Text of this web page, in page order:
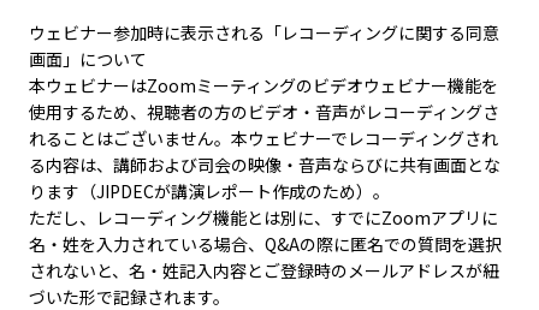
ウェビナー参加時に表示される「レコーディングに関する同意
画面」について
本ウェビナーはZoomミーティングのビデオウェビナー機能を
使用するため、視聴者の方のビデオ・音声がレコーディングさ
れることはございません。本ウェビナーでレコーディングされ
る内容は、講師および司会の映像・音声ならびに共有画面とな
ります（JIPDECが講演レポート作成のため）。
ただし、レコーディング機能とは別に、すでにZoomアプリに
名・姓を入力されている場合、Q&Aの際に匿名での質問を選択
されないと、名・姓記入内容とご登録時のメールアドレスが紐
づいた形で記録されます。